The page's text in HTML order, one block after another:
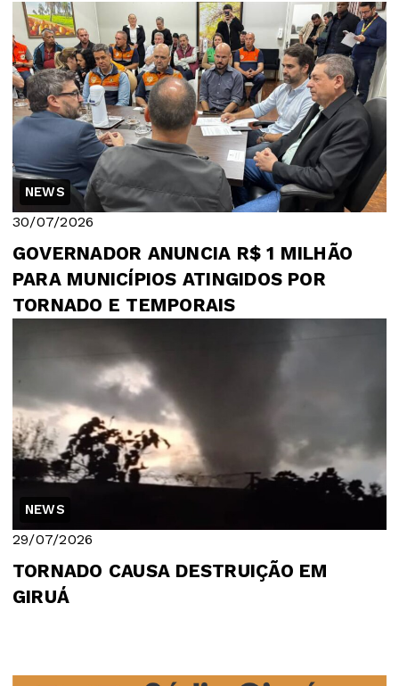
NEWS
30/07/2026
GOVERNADOR ANUNCIA R$ 1 MILHÃO
PARA MUNICÍPIOS ATINGIDOS POR
TORNADO E TEMPORAIS
NEWS
29/07/2026
TORNADO CAUSA DESTRUIÇÃO EM
GIRUÁ